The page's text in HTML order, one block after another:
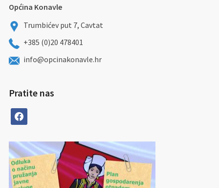
Općina Konavle
Trumbićev put 7, Cavtat
+385 (0)20 478401
info@opcinakonavle.hr
Pratite nas
facebook